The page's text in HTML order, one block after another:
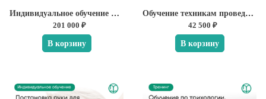
Индивидуальное обучение по УЗИ в косметологии
201 000 ₽
В корзину
Обучение техникам проведения цветокоррекции, камуфляжу рубцов и ареол
42 500 ₽
В корзину